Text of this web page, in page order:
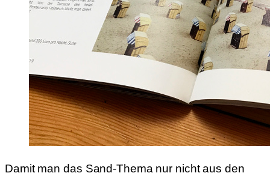
Damit man das Sand-Thema nur nicht aus den